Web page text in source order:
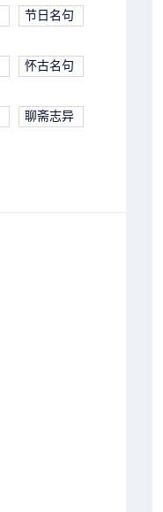
节日名句
怀古名句
聊斋志异